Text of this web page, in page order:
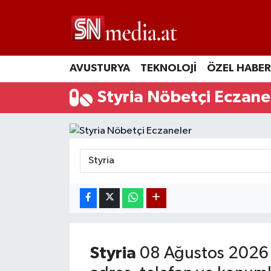
AVUSTURYA TEKNOLOJİ ÖZEL HABER
Styria Nöbetçi
Styria 08 Ağustos